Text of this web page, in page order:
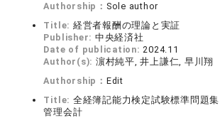
Authorship： Sole author
Title: 経営者報酬の理論と実証
Publisher: 中央経済社
Date of publication:2024.11
Author(s): 濵村純平, 井上謙仁, 早川翔
Authorship： Edit
Title: 全経簿記能力検定試験標準問題集
管理会計